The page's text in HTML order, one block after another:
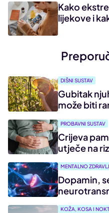
Kako
lijekove i
DIŠNI SUSTAV
Gubitak
može biti
PROBAVNI SUSTAV
Crijeva
utječe na
MENTALNO
Dopamin,
KOŽA, KOSA I